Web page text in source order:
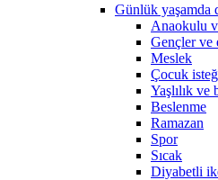
Günlük yaşamda
Anaokulu
Gençler ve
Meslek
Çocuk
Yaşlılık ve
Beslenme
Ramazan
Spor
Sıcak
Diyabetli